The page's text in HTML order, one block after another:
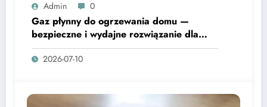
Admin 0
Gaz płynny do ogrzewania domu —
bezpieczne i wydajne rozwiązanie dla
domów i ekip budowlanych
2026-07-10